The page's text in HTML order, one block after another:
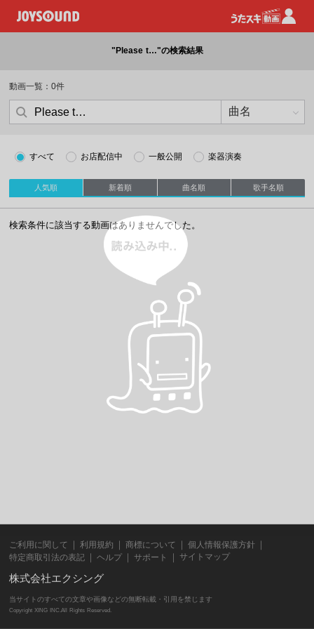
"Please t…"の検索結果
動画一覧：0件
すべて お店配信中 一般公開 楽器演奏
人気順 新着順 曲名順 歌手名順
検索条件に該当する動画はありませんでした。
ご利用に関して 利用規約 商標について
個人情報保護方針
特定商取引法の表記
ヘルプ サポート サイトマップ
株式会社エクシング
当サイトのすべての文章や画像などの無断転載・引用を禁じます
Copyright XING INC.All Rights Reserved.